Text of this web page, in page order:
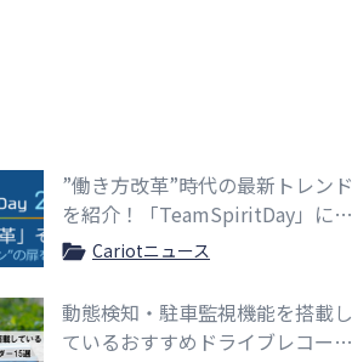
”働き方改革”時代の最新トレンド
を紹介！「TeamSpiritDay」に出
展します。
Cariotニュース
動態検知・駐車監視機能を搭載し
ているおすすめドライブレコーダ